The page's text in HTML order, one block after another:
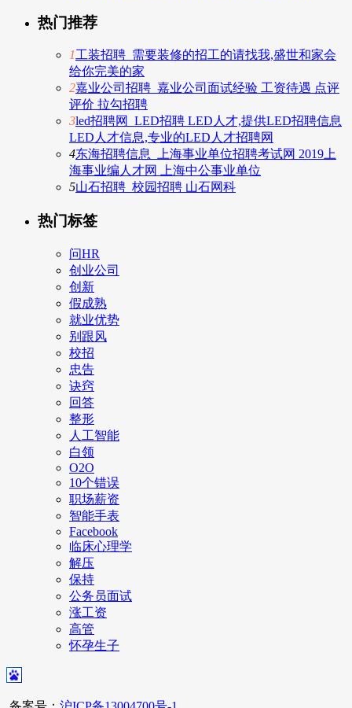
热门推荐
1工装招聘_需要装修的招工的请找我,盛世和家会
给你完美的家
2嘉业公司招聘_嘉业公司面试经验 工资待遇 点评
评价 拉勾招聘
3led招聘网_LED招聘 LED人才,提供LED招聘信息
LED人才信息,专业的LED人才招聘网
4东海招聘信息_上海事业单位招聘考试网 2019上
海事业编人才网 上海中公事业单位
5山石招聘_校园招聘 山石网科
热门标签
问HR
创业公司
创新
假成熟
就业优势
别跟风
校招
忠告
诀窍
回答
整形
人工智能
白领
O2O
10个错误
职场薪资
智能手表
Facebook
临床心理学
解压
保持
公务员面试
涨工资
高管
怀孕生子